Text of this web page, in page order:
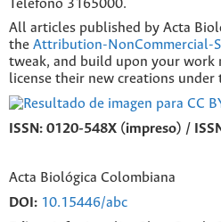
Telefono 3165000.
All articles published by Acta
the Attribution-NonCommercial-
tweak, and build upon your work
license their new creations under
ISSN: 0120-548X (impreso) /
Acta Biológica Colombiana
DOI: 10.15446/abc